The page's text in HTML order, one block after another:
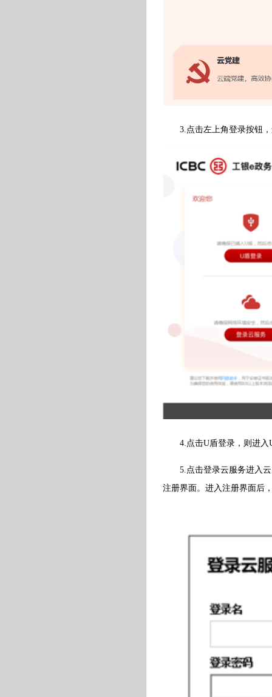
3.点击左上角登录按钮，
4.点击U盾登录，则进入U
5.点击登录云服务进入云
注册界面。进入注册界面后